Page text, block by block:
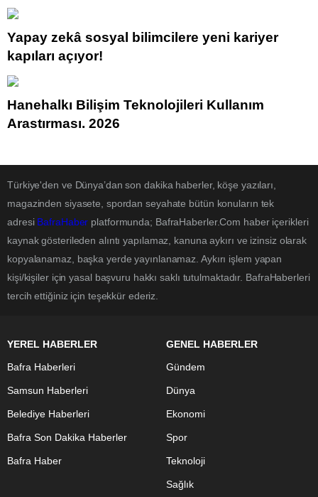
Yapay zekâ sosyal bilimcilere yeni kariyer
kapıları açıyor!
Hanehalkı Bilişim Teknolojileri Kullanım
Araştırması, 2026
Türkiye'den ve Dünya’dan son dakika haberler, köşe yazıları,
magazinden siyasete, spordan seyahate bütün konuların tek
adresi BafraHaber platformunda; BafraHaberler.Com haber içerikleri
kaynak gösterileden alıntı yapılamaz, kanuna aykırı ve izinsiz olarak
kopyalanamaz, başka yerde yayınlanamaz. Aykırı işlem yapan
kişi/kişiler için yasal başvuru hakkı saklı tutulmaktadır. BafraHaberleri
tercih ettiğiniz için teşekkür ederiz.
YEREL HABERLER
Bafra Haberleri
Samsun Haberleri
Belediye Haberleri
Bafra Son Dakika Haberler
Bafra Haber
GENEL HABERLER
Gündem
Dünya
Ekonomi
Spor
Teknoloji
Sağlık